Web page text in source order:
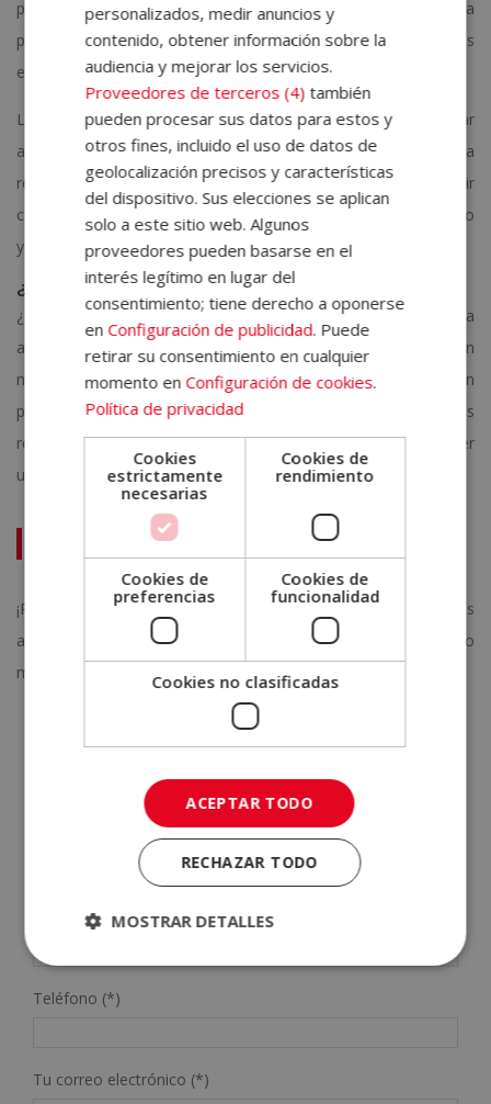
programa de ELBS están estructurados de forma progresiva
para comprender desde las bases hasta las tareas más
específicas sin sentirte abrumado.
Lo más importante, pues, no es la dificultad de estudiar auxiliar
administrativo, sino laconstancia. Si dedicas tiempo de forma
regular y aprovechas los recursos disponibles, podrás adquirir
conocimientos altamente valorados en el ámbito administrativo
y empresarial.
¿Qué estudiar para ser auxiliar administrativo?
¿Crees que tienes lo que hay que tener para dedicarte a la
administración? Prepárate para formar parte de este sector con
nuestro
curso de auxiliar administrativo. Mediante la formación
podrás conocer cómo funciona una oficina, las bases de los
recursos humanos y la contabilidad y las claves para mantener
una gestión eficiente en el día a día del trabajo.
Certificación Experto en Auxiliar Administrativo
¡Pídenos más información y descubre todo lo que puedes
aprender con nuestra especialización! Déjate asesorar y saca lo
mejor de ti con Escuela ELBS.
SOLICITA MÁS INFORMACIÓN
Apellidos (*)
Teléfono (*)
Tu correo electrónico (*)
personalizados, medir anuncios y
contenido, obtener información sobre la
audiencia y mejorar los servicios.
Proveedores de terceros (4) también
pueden procesar sus datos para estos y
otros fines, incluido el uso de datos de
geolocalización precisos y características
del dispositivo. Sus elecciones se aplican
solo a este sitio web. Algunos
proveedores pueden basarse en el
interés legítimo en lugar del
consentimiento; tiene derecho a oponerse
enConfiguración de publicidad. Puede
retirar su consentimiento en cualquier
momento enConfiguración de cookies.
Política de privacidad
Cookies
estrictamente
necesarias
Cookies de
rendimiento
Cookies de
preferencias
Cookies de
funcionalidad
Cookies no clasificadas
ACEPTAR TODO
RECHAZAR TODO
MOSTRAR DETALLES